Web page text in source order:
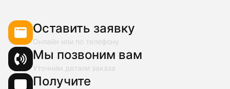
Оставить заявку
Онлайн или по телефону
Мы позвоним вам
Уточним детали заказа
Получите